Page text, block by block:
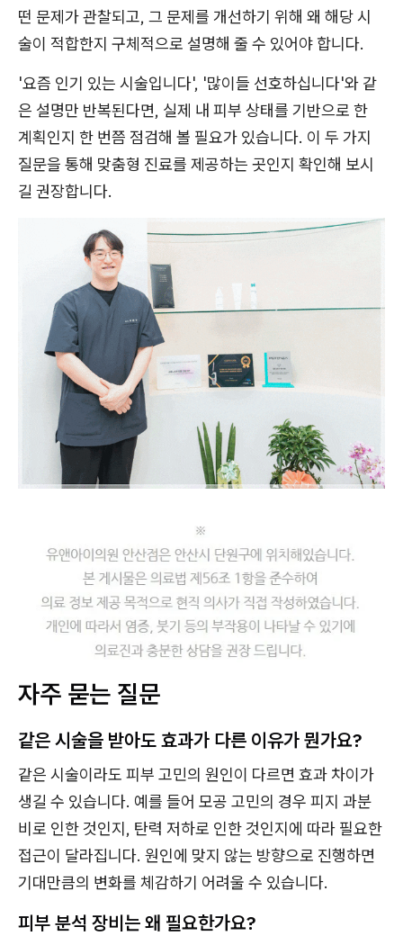
떤 문제가 관찰되고, 그 문제를 개선하기 위해 왜 해당 시
술이 적합한지 구체적으로 설명해 줄 수 있어야 합니다.
'요즘 인기 있는 시술입니다', '많이들 선호하십니다'와 같
은 설명만 반복된다면, 실제 내 피부 상태를 기반으로 한
계획인지 한 번쯤 점검해 볼 필요가 있습니다. 이 두 가지
질문을 통해 맞춤형 진료를 제공하는 곳인지 확인해 보시
길 권장합니다.
자주 묻는 질문
같은 시술을 받아도 효과가 다른 이유가 뭔가요?
같은 시술이라도 피부 고민의 원인이 다르면 효과 차이가
생길 수 있습니다. 예를 들어 모공 고민의 경우 피지 과분
비로 인한 것인지, 탄력 저하로 인한 것인지에 따라 필요한
접근이 달라집니다. 원인에 맞지 않는 방향으로 진행하면
기대만큼의 변화를 체감하기 어려울 수 있습니다.
피부 분석 장비는 왜 필요한가요?